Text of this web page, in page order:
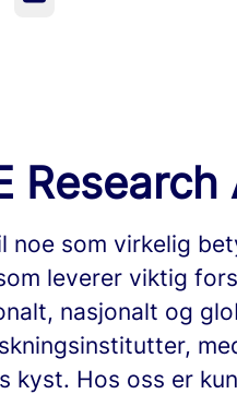
Research
noe som virkelig
leverer viktig
nasjonalt og
kyst. Hos oss er